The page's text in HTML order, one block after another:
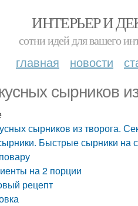
ИНТЕРЬЕР И
сотни идей для вашего
главная новости
сырников
сырников из творога.
Быстрые сырники на
на 2 порции
рецепт